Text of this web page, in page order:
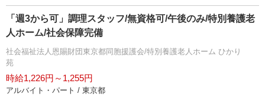
「週3から可」調理スタッフ/無資格可/午後のみ/特別養護老
人ホーム/社会保障完備
社会福祉法人恩賜財団東京都同胞援護会/特別養護老人ホーム ひかり
苑
時給1,226円～1,255円
アルバイト・パート / 東京都